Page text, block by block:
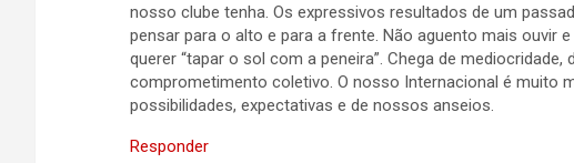
nosso clube tenha. Os expressivos resultados de um
pensar para o alto e para a frente. Não aguento mais ouvir
querer “tapar o sol com a peneira”. Chega de
comprometimento coletivo. O nosso Internacional é muito
possibilidades, expectativas e de nossos anseios.
Responder